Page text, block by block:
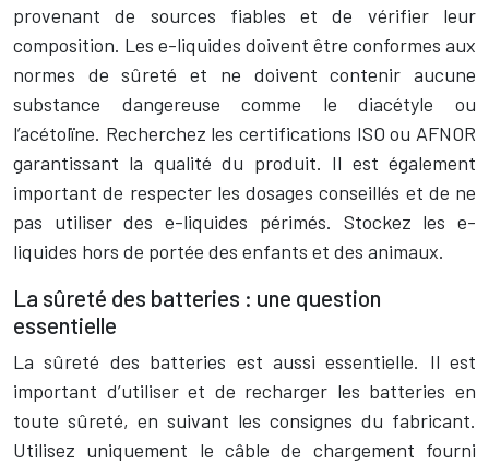
provenant de sources fiables et de vérifier leur
composition. Les e-liquides doivent être conformes aux
normes de sûreté et ne doivent contenir aucune
substance dangereuse comme le diacétyle ou
l’acétolïne. Recherchez les certifications ISO ou AFNOR
garantissant la qualité du produit. Il est également
important de respecter les dosages conseillés et de ne
pas utiliser des e-liquides périmés. Stockez les e-
liquides hors de portée des enfants et des animaux.
La sûreté des batteries : une question
essentielle
La sûreté des batteries est aussi essentielle. Il est
important d’utiliser et de recharger les batteries en
toute sûreté, en suivant les consignes du fabricant.
Utilisez uniquement le câble de chargement fourni